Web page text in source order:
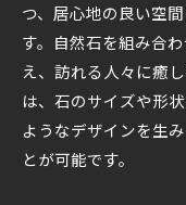
地元の風土に
法
風土に合
雨水の浸透
つ、居心地の良い空
す。自然石を組み合
え、訪れる人々に癒
は、石のサイズや形
ようなデザインを生
とが可能です。